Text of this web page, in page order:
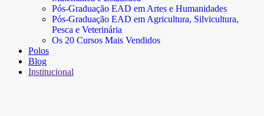
Pós-Graduação EAD em Artes e Humanidades
Pós-Graduação EAD em Agricultura, Silvicultura,
Pesca e Veterinária
Os 20 Cursos Mais Vendidos
Polos
Blog
Institucional